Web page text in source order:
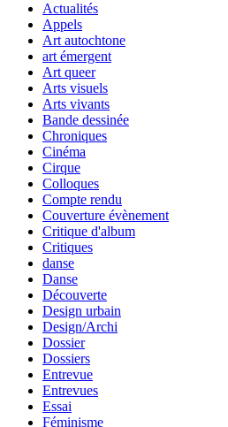
Actualités
Appels
Art autochtone
art émergent
Art queer
Arts visuels
Arts vivants
Bande dessinée
Chroniques
Cinéma
Cirque
Colloques
Compte rendu
Couverture évènement
Critique d'album
Critiques
danse
Danse
Découverte
Design urbain
Design/Archi
Dossier
Dossiers
Entrevue
Entrevues
Essai
Féminisme